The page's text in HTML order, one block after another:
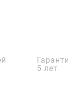
5 лет